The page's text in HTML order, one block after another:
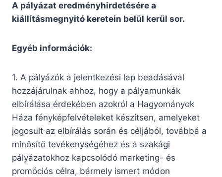
A pályázat eredményhirdetésére a
kiállításmegnyitó keretein belül kerül sor.
Egyéb információk:
1. A pályázók a jelentkezési lap beadásával
hozzájárulnak ahhoz, hogy a pályamunkák
elbírálása érdekében azokról a Hagyományok
Háza fényképfelvételeket készítsen, amelyeket
jogosult az elbírálás során és céljából, továbbá a
minősítő tevékenységéhez és a szakági
pályázatokhoz kapcsolódó marketing- és
promóciós célra, bármely ismert módon